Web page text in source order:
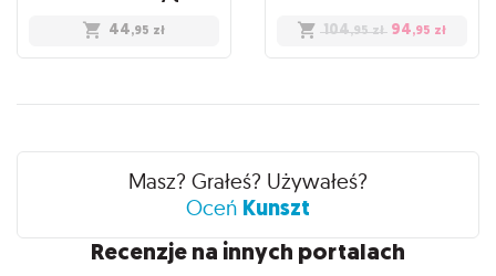
44,95 zł 104,95 zł 94,95 zł
Recenzje
Masz? Grałeś? Używałeś?
Oceń Kunszt
Recenzje na innych portalach